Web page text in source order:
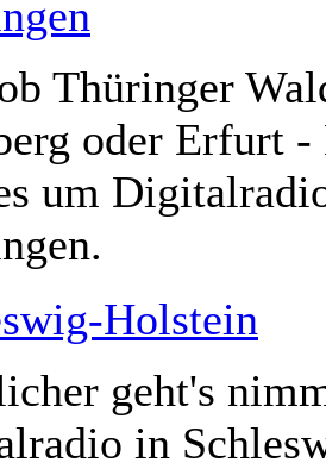
Thüringer
oder Erfurt
um
Holstein
geht's
in